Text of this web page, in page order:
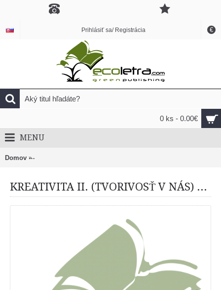
€
Prihlásiť sa/ Registrácia
0 ks - 0.00€
MENU
Domov KREATIVITA II. (TVORIVOSŤ V NÁS) – realizovať
KREATIVITA II. (TVORIVOSŤ V NÁS) – realizovať výnimočný produkt obyčajným spôsobom